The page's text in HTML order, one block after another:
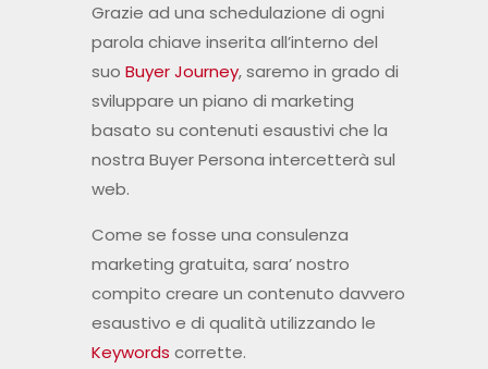
Grazie ad una schedulazione di ogni
parola chiave inserita all’interno del
suo Buyer Journey, saremo in grado di
sviluppare un piano di marketing
basato su contenuti esaustivi che la
nostra Buyer Persona intercetterà sul
web.
Come se fosse una consulenza
marketing gratuita, sara’ nostro
compito creare un contenuto davvero
esaustivo e di qualità utilizzando le
Keywords corrette.